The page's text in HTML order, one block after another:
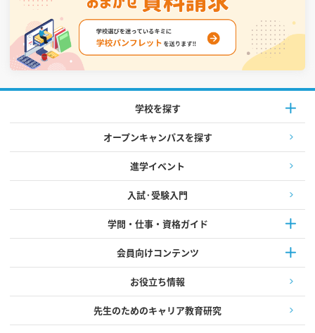
学校を探す
オープンキャンパスを探す
進学イベント
入試·受験入門
学問・仕事・資格ガイド
会員向けコンテンツ
お役立ち情報
先生のためのキャリア教育研究